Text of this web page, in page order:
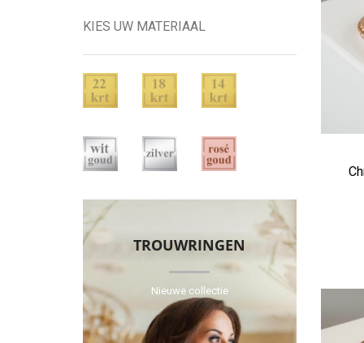
KIES UW MATERIAAL
TROUWRINGEN
Nieuwe collectie